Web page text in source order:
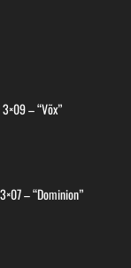
– “Võx”
– “Dominion”